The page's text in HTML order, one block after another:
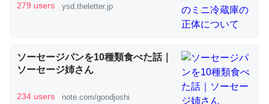
─GPTの仕組みと限界についての考察（１） - conceptualization
昆虫ってカルシウム少ないのか。知らんかった。調べたら
コオロギのカルシウム分はエビの600分の1程度。
279 users ysd.theletter.jp
ソーセージパンを10種類食べた話｜
ソーセージ姉さん
234 users note.com/goodjoshi